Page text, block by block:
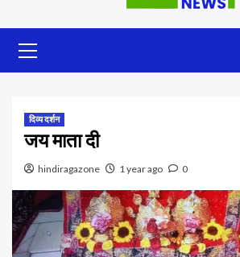
दिव्य दर्शन
जय माता दी
hindiragazone 1 year ago 0